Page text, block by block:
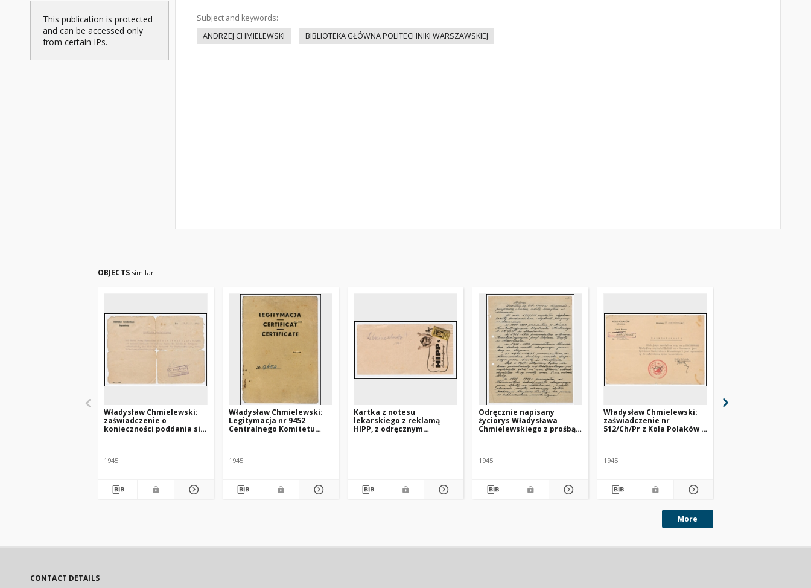
This publication is protected
and can be accessed only
from certain IPs.
Subject and keywords:
ANDRZEJ CHMIELEWSKI
BIBLIOTEKA GŁÓWNA POLITECHNIKI WARSZAWSKIEJ
OBJECTS similar
Władysław Chmielewski:
zaświadczenie o
konieczności poddania się
1945
Władysław Chmielewski:
Legitymacja nr 9452
Centralnego Komitetu
1945
Kartka z notesu
lekarskiego z reklamą
HIPP, z odręcznym
Odręcznie napisany
życiorys Władysława
Chmielewskiego z prośbą o
Paryżu
1945
Władysław Chmielewski:
zaświadczenie nr
512/Ch/Pr z Koła Polaków w
1945
More
CONTACT DETAILS